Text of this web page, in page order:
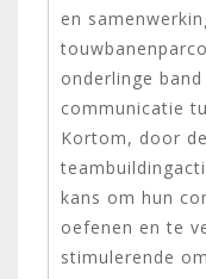
en
onderlinge
communicatie
Kortom, door
kans om hun
oefenen en te
stimulerende